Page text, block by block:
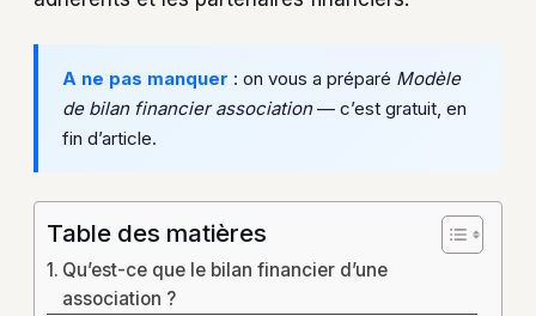
A ne pas manquer : on vous a préparé Modèle
de bilan financier association— c’est gratuit, en
fin d’article.
Table des matières
Qu’est-ce que le bilan financier d’une
association ?